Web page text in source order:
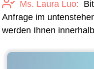
Ms. Laura Luo:
Anfrage im
werden Ihnen